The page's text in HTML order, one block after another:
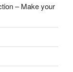
– Make your